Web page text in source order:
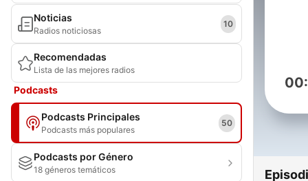
Noticias
Radios noticiosas
10
Recomendadas
Lista de las mejores radios
Podcasts
Podcasts Principales
Podcasts más populares
50
Podcasts por Género
18 géneros temáticos